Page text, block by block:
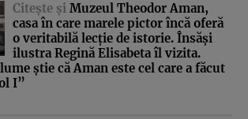
Citeşte şi Muzeul Theodor Aman,
casa în care marele pictor încă oferă
o veritabilă lecţie de istorie. Însăşi
ilustra Regină Elisabeta îl vizita.
ştie că Aman este cel care a făcut
I”